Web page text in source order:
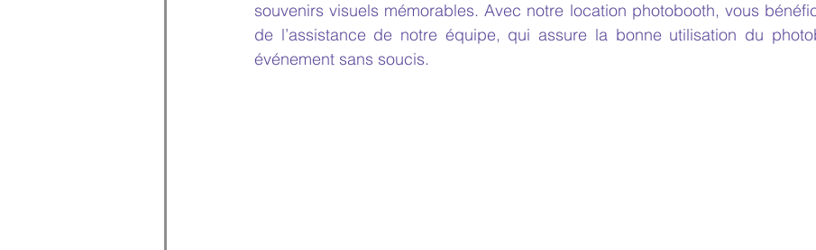
souvenirs visuels mémorables. Avec notre location photobooth, vous
de l’assistance de notre équipe, qui assure la bonne utilisation du
événement sans soucis.